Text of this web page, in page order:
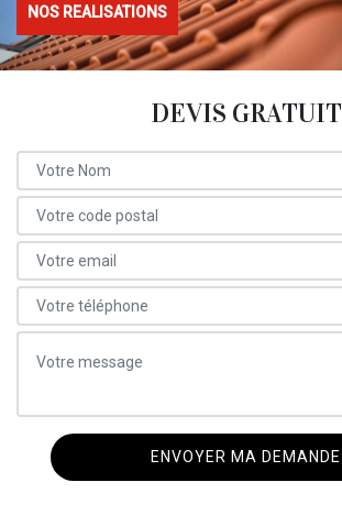
NOS REALISATIONS
DEVIS GRATUIT